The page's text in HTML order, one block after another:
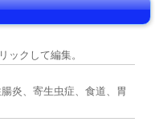
ックして編集。
炎、寄生虫症、食道、胃